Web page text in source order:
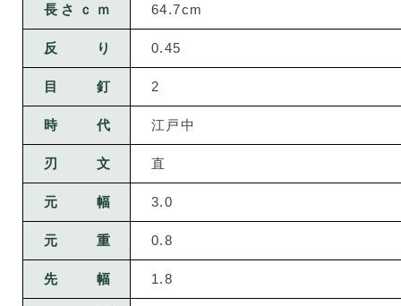
長さｃｍ 64.7cm
反り 0.45
目釘 2
時代 江戸中
刃文 直
元幅 3.0
元重 0.8
先幅 1.8